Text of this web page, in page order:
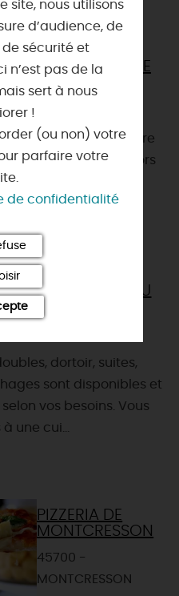
AUSSI
AU CHÂTEAU DE
: A vous de tester votre
souder les équipes lors
Game dans l'une des
du ...
FERME DU CHÂTEAU
dortoir, suites,
sont disponibles et
vos besoins. Vous
une cui...
PIZZERIA DE
MONTCRESSON
45700 -
MONTCRESSON
site, nous utilisons
d’audience, de
sécurité et
n’est pas de la
sert à nous
!
(ou non) votre
parfaire votre
de confidentialité